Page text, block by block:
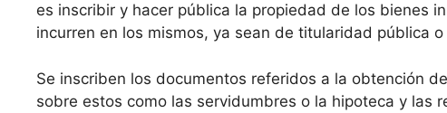
es inscribir y hacer pública la propiedad de los bienes
incurren en los mismos, ya sean de titularidad pública
Se inscriben los documentos referidos a la obtención
sobre estos como las servidumbres o la hipoteca y las